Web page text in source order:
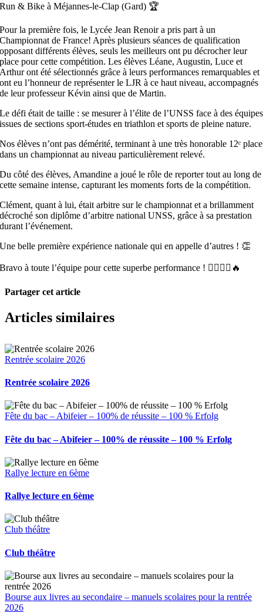
Run & Bike à Méjannes-le-Clap (Gard) 🏆
Pour la première fois, le Lycée Jean Renoir a pris part à un
Championnat de France! Après plusieurs séances de qualification
opposant différents élèves, seuls les meilleurs ont pu décrocher leur
place pour cette compétition. Les élèves Léane, Augustin, Luce et
Arthur ont été sélectionnés grâce à leurs performances remarquables et
ont eu l’honneur de représenter le LJR à ce haut niveau, accompagnés
de leur professeur Kévin ainsi que de Martin.
Le défi était de taille : se mesurer à l’élite de l’UNSS face à des équipes
issues de sections sport-études en triathlon et sports de pleine nature.
Nos élèves n’ont pas démérité, terminant à une très honorable 12ᵉ place
dans un championnat au niveau particulièrement relevé.
Du côté des élèves, Amandine a joué le rôle de reporter tout au long de
cette semaine intense, capturant les moments forts de la compétition.
Clément, quant à lui, était arbitre sur le championnat et a brillamment
décroché son diplôme d’arbitre national UNSS, grâce à sa prestation
durant l’événement.
Une belle première expérience nationale qui en appelle d’autres ! 👏
Bravo à toute l’équipe pour cette superbe performance ! 🚴‍♂️🏃‍♀️🔥
Partager cet article
Facebook
X
Pinterest
Email
Articles similaires
Rentrée scolaire 2026
Rentrée scolaire 2026
Fête du bac – Abifeier – 100% de réussite – 100 % Erfolg
Fête du bac – Abifeier – 100% de réussite – 100 % Erfolg
Rallye lecture en 6ème
Rallye lecture en 6ème
Club théâtre
Club théâtre
Bourse aux livres au secondaire – manuels scolaires pour la rentrée
2026